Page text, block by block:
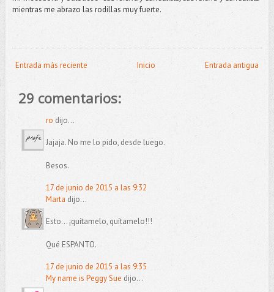
mientras me abrazo las rodillas muy fuerte.
Entrada más reciente Entrada antigua
Inicio
29 comentarios:
ro dijo...
Jajaja. No me lo pido, desde luego.
Besos.
17 de junio de 2015 a las 9:32
Marta dijo...
Esto... ¡quítamelo, quítamelo!!!
Qué ESPANTO.
17 de junio de 2015 a las 9:35
My name is Peggy Sue dijo...